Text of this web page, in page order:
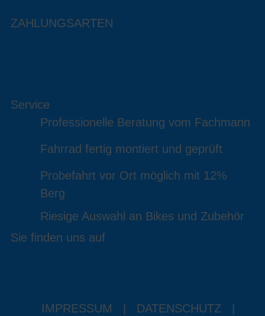
ZAHLUNGSARTEN
Service
Professionelle Beratung vom Fachmann
Fahrrad fertig montiert und geprüft
Probefahrt vor Ort möglich mit 12%
Berg
Riesige Auswahl an Bikes und Zubehör
Sie finden uns auf
IMPRESSUM DATENSCHUTZ